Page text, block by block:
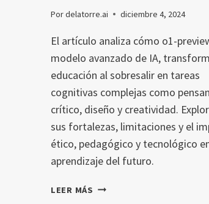
Pordelatorre.ai diciembre 4, 2024
El artículo analiza cómo o1-
modelo avanzado de IA,
educación al sobresalir en tareas
cognitivas complejas como
crítico, diseño y creatividad.
sus fortalezas, limitaciones y el
ético, pedagógico y tecnológico
aprendizaje del futuro.
LEER MÁS CÓMO